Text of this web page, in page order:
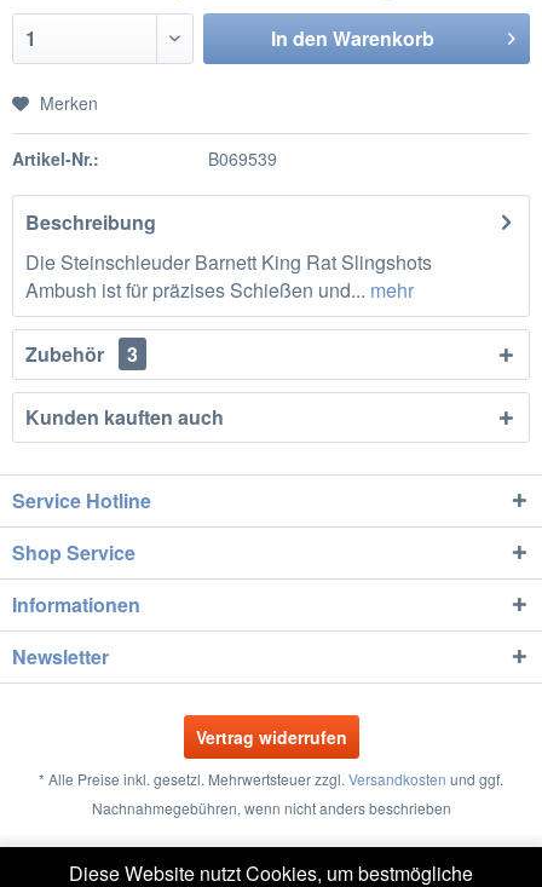
In den Warenkorb
Merken
Artikel-Nr.: B069539
Beschreibung
Die Steinschleuder Barnett King Rat Slingshots
Ambush ist für präzises Schießen und... mehr
Zubehör 3
Kunden kauften auch
Service Hotline
Shop Service
Informationen
Newsletter
Vertrag widerrufen
* Alle Preise inkl. gesetzl. Mehrwertsteuer zzgl. Versandkosten und ggf.
Nachnahmegebühren, wenn nicht anders beschrieben
Diese Website nutzt Cookies, um bestmögliche